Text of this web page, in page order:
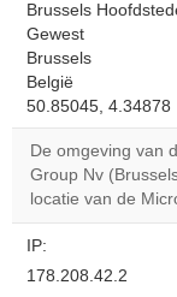
Brussels
Gewest
Brussels
België
50.85045, 4.34878
De omgeving van
Group Nv
locatie van de
IP:
178.208.42.2